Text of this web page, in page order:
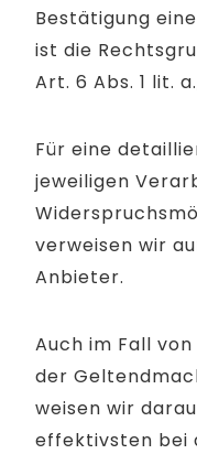
Bestätigung
ist die
Art. 6 Abs. 1 lit.
Für eine
jeweiligen
verweisen wir
Anbieter.
Auch im Fall
der
weisen wir
effektivsten bei